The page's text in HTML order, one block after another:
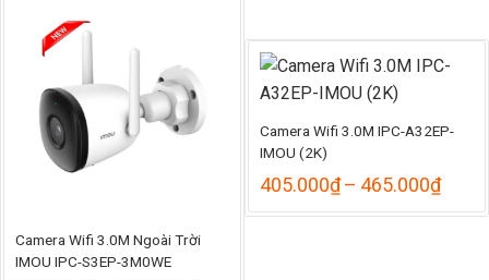
990.000₫
Camera Wifi 3.0M Ngoài Trời
IMOU IPC-S3EP-3M0WE
Camera Wifi 3.0M IPC-A32EP-
IMOU (2K)
405.000₫– 465.000₫
từ